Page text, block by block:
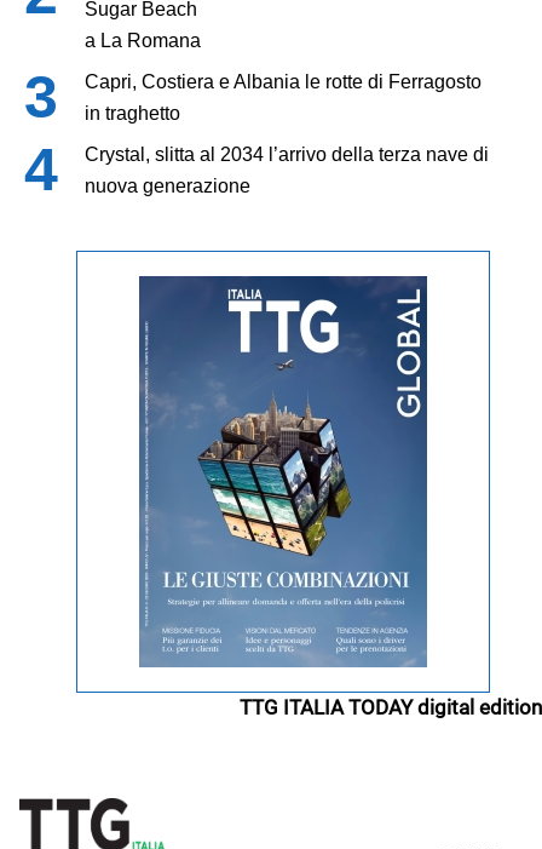
Sugar Beach
a La Romana
Capri, Costiera e Albania le rotte di Ferragosto
in traghetto
Crystal, slitta al 2034 l’arrivo della terza nave di
nuova generazione
TTG ITALIA TODAY digital edition